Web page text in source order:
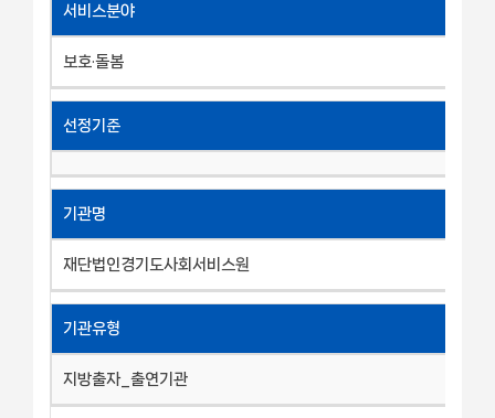
서비스분야
보호·돌봄
선정기준
기관명
재단법인경기도사회서비스원
기관유형
지방출자_출연기관